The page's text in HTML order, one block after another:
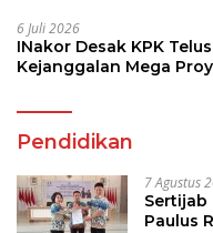
6 Juli 2026
INakor Desak KPK
Kejanggalan Mega
Pendidikan
7 Agustus
Sertijab
Paulus